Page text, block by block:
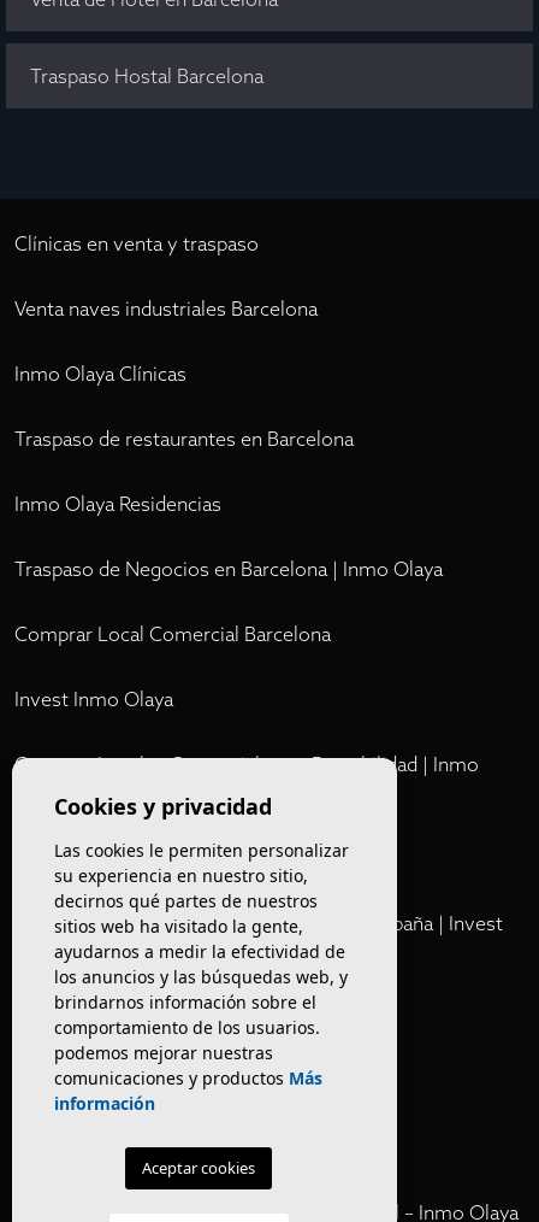
Traspaso Hostal Barcelona
Clínicas en venta y traspaso
Venta naves industriales Barcelona
Inmo Olaya Clínicas
Traspaso de restaurantes en Barcelona
Inmo Olaya Residencias
Traspaso de Negocios en Barcelona | Inmo Olaya
Comprar Local Comercial Barcelona
Invest Inmo Olaya
Comprar Locales Comerciales en Rentabilidad | Inmo
Olaya
Cartera Privada de Activos Hoteleros en España | Invest
Inmo Olaya
Venta de edificios
Comprar restaurante en Barcelona
Negocios en rentabilidad en Barcelona
Vender Hotel en España | Venta Confidencial – Inmo Olaya
Cookies y privacidad
Las cookies le permiten personalizar
su experiencia en nuestro sitio,
decirnos qué partes de nuestros
sitios web ha visitado la gente,
ayudarnos a medir la efectividad de
los anuncios y las búsquedas web, y
brindarnos información sobre el
comportamiento de los usuarios.
podemos mejorar nuestras
comunicaciones y productos Más
información
Aceptar cookies